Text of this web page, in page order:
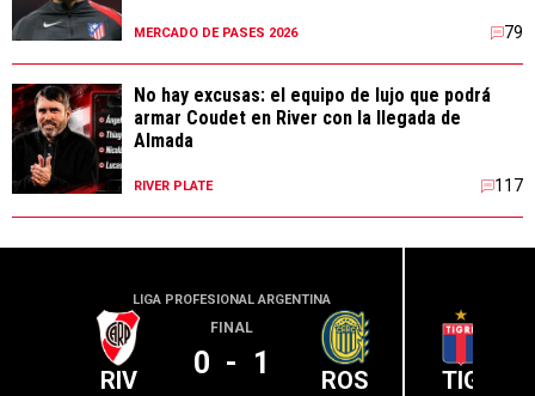
MERCADO DE PASES 2026 79
No hay excusas: el equipo de lujo que podrá
armar Coudet en River con la llegada de
Almada
RIVER PLATE 117
LIGA PROFESIONAL ARGENTINA
RIV
FINAL
0 - 1 ROS TIG